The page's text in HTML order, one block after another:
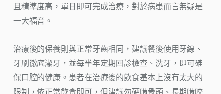
且精準度高，單日即可完成治療，對於病患而言無疑是
一大福音。
治療後的保養則與正常牙齒相同，建議餐後使用牙線、
牙刷徹底潔牙，並每半年定期回診檢查、洗牙，即可確
保口腔的健康。患者在治療後的飲食基本上沒有太大的
限制，依正常飲食即可，但建議勿硬啃骨頭、長期啃咬